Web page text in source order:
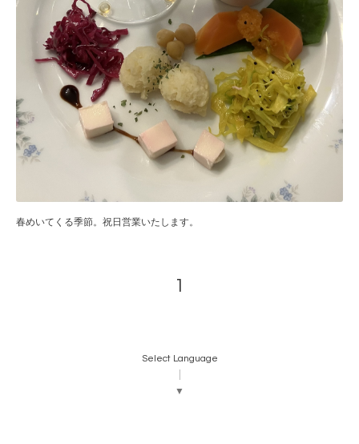
春めいてくる季節。祝日営業いたします。
1
Select Language
▼